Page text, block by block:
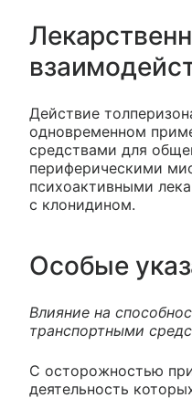
Действие
одновременном
средствами для
периферическими
психоактивными
с клонидином.
Особые
Влияние на
транспортными
С осторожностью
деятельность